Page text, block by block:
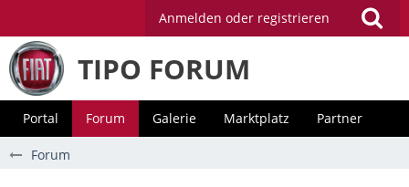
Anmelden oder registrieren
TIPO FORUM
Portal Forum Galerie Marktplatz Partner
Forum